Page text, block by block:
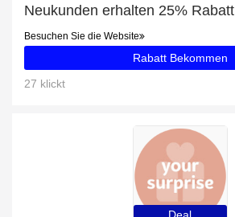
Neukunden erhalten 25% Rabatt
Besuchen Sie die Website
Rabatt Bekommen
27 klickt